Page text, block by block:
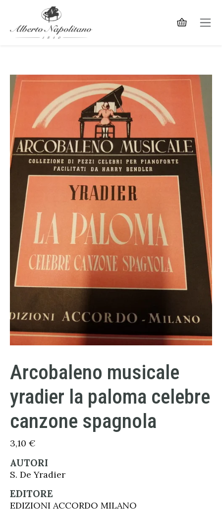
Arcobaleno musicale
yradier la paloma celebre
canzone spagnola
3,10 €
AUTORI
S. De Yradier
EDITORE
EDIZIONI ACCORDO MILANO